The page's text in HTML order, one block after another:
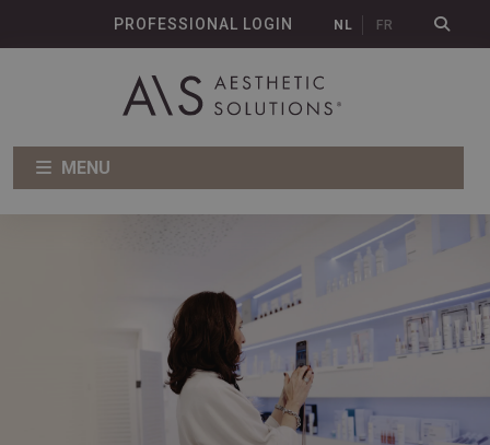
PROFESSIONAL LOGIN NL FR
MENU